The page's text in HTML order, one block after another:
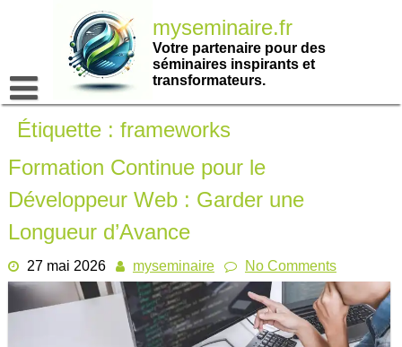
myseminaire.fr
Votre partenaire pour des
séminaires inspirants et
transformateurs.
Étiquette : frameworks
Formation Continue pour le
Développeur Web : Garder une
Longueur d’Avance
27 mai 2026 myseminaire No Comments